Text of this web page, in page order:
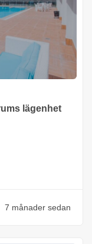
lägenhet
7 månader sedan